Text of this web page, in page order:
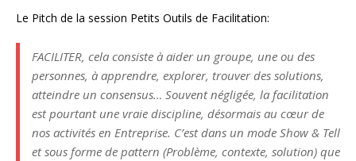
Le Pitch de la session Petits Outils de Facilitation:
FACILITER, cela consiste à aider un groupe, une ou des
personnes, à apprendre, explorer, trouver des solutions,
atteindre un consensus… Souvent négligée, la facilitation
est pourtant une vraie discipline, désormais au cœur de
nos activités en Entreprise. C’est dans un mode Show & Tell
et sous forme de pattern (Problème, contexte, solution) que